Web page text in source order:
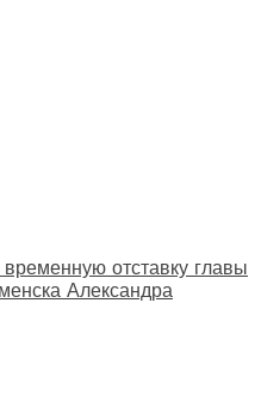
отставку главы
Александра